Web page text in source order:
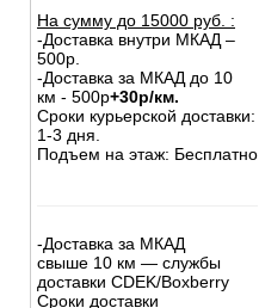
На сумму до 15000 руб. :
-Доставка внутри МКАД –
500р.
-Доставка за МКАД до 10
км - 500р+30р/км.
Сроки курьерской доставки:
1-3 дня.
Подъем на этаж: Бесплатно
-Доставка за МКАД
свыше 10 км — службы
доставки CDEK/Boxberry
Сроки доставки